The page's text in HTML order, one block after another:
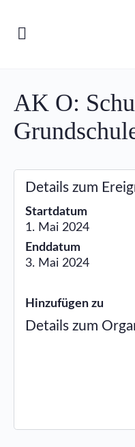
AK O:
Details zum
Startdatum
1. Mai 2024
Enddatum
3. Mai 2024
Hinzufügen zu
Details zum